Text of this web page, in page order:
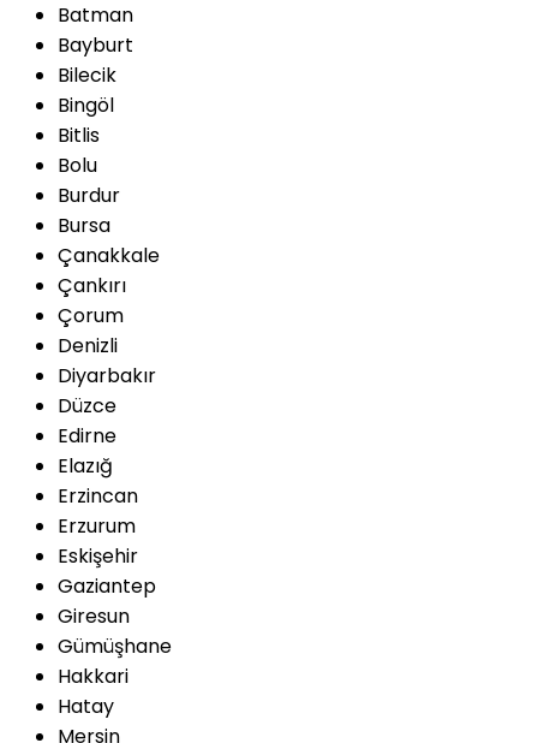
Batman
Bayburt
Bilecik
Bingöl
Bitlis
Bolu
Burdur
Bursa
Çanakkale
Çankırı
Çorum
Denizli
Diyarbakır
Düzce
Edirne
Elazığ
Erzincan
Erzurum
Eskişehir
Gaziantep
Giresun
Gümüşhane
Hakkari
Hatay
Mersin